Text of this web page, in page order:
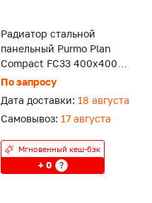
Радиатор стальной
панельный Purmo Plan
Compact FC33 400x400
боковое подключение.
По запросу
Дата доставки: 18 августа
Самовывоз: 17 августа
Мгновенный кеш-бэк
+ 0 ?